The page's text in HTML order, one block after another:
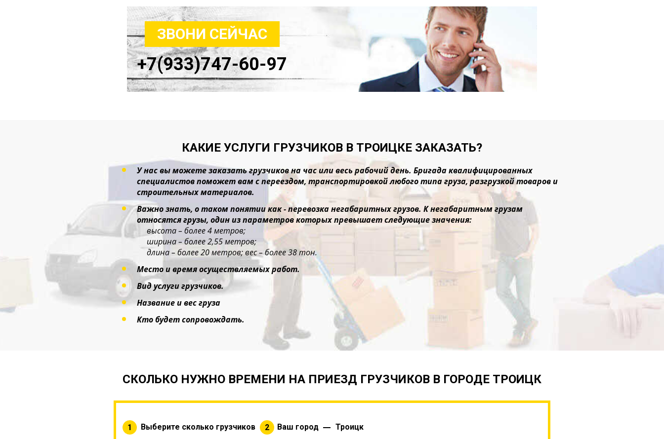
ЗВОНИ СЕЙЧАС
+7(933)747-60-97
КАКИЕ УСЛУГИ ГРУЗЧИКОВ В ТРОИЦКЕ ЗАКАЗАТЬ?
У нас вы можете заказать грузчиков на час или весь рабочий день. Бригада квалифицированных
специалистов поможет вам с переездом, транспортировкой любого типа груза, разгрузкой товаров и
строительных материалов.
Важно знать, о таком понятии как - перевозка негабаритных грузов. К негабаритным грузам
относятся грузы, один из параметров которых превышает следующие значения:
высота – более 4 метров;
ширина – более 2,55 метров;
длина – более 20 метров; вес – более 38 тон.
Место и время осуществляемых работ.
Вид услуги грузчиков.
Название и вес груза
Кто будет сопровождать.
СКОЛЬКО НУЖНО ВРЕМЕНИ НА ПРИЕЗД ГРУЗЧИКОВ В ГОРОДЕ ТРОИЦК
Выберите сколько грузчиков Ваш город Троицк